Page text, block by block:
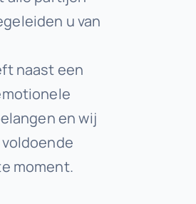
u van
naast een
en wij
moment.